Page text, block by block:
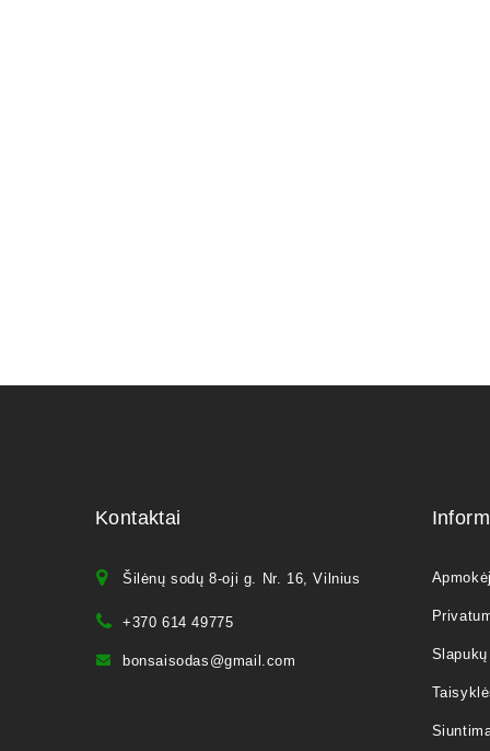
Kontaktai
Šilėnų sodų 8-oji g. Nr. 16, Vilnius
+370 614 49775
bonsaisodas@gmail.com